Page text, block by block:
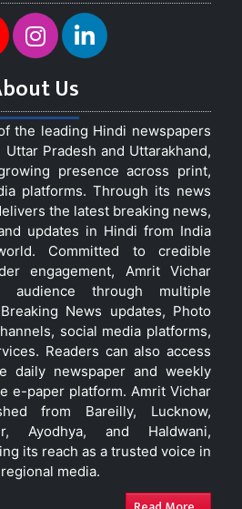
Us
the leading Hindi newspapers
Pradesh and Uttarakhand,
presence across print,
platforms. Through its news
the latest breaking news,
updates in Hindi from India
Committed to credible
engagement, Amrit Vichar
through multiple
News updates, Photo
social media platforms,
Readers can also access
daily newspaper and weekly
e-paper platform. Amrit Vichar
from Bareilly, Lucknow,
Ayodhya, and Haldwani,
its reach as a trusted voice in
media.